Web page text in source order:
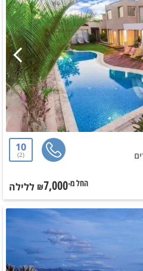
10
2
החל מ-₪7,000 ללילה